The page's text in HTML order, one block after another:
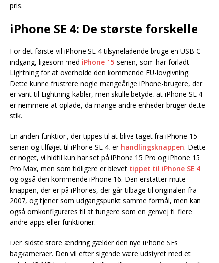
pris.
iPhone SE 4: De største forskelle
For det første vil iPhone SE 4 tilsyneladende bruge en USB-C-
indgang, ligesom med iPhone 15-serien, som har forladt
Lightning for at overholde den kommende EU-lovgivning.
Dette kunne frustrere nogle mangeårige iPhone-brugere, der
er vant til Lightning-kabler, men skulle betyde, at iPhone SE 4
er nemmere at oplade, da mange andre enheder bruger dette
stik.
En anden funktion, der tippes til at blive taget fra iPhone 15-
serien og tilføjet til iPhone SE 4, er handlingsknappen. Dette
er noget, vi hidtil kun har set på iPhone 15 Pro og iPhone 15
Pro Max, men som tidligere er blevet tippet til iPhone SE 4
og også den kommende iPhone 16. Den erstatter mute-
knappen, der er på iPhones, der går tilbage til originalen fra
2007, og tjener som udgangspunkt samme formål, men kan
også omkonfigureres til at fungere som en genvej til flere
andre apps eller funktioner.
Den sidste store ændring gælder den nye iPhone SEs
bagkameraer. Den vil efter sigende være udstyret med et